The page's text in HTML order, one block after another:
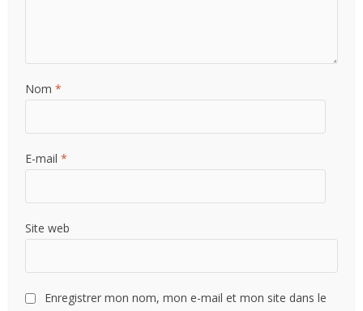
Nom*
E-mail*
Site web
Enregistrer mon nom, mon e-mail et mon site dans le